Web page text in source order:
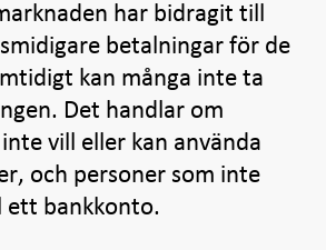
har bidragit till
betalningar för de
kan många inte ta
Det handlar om
vill eller kan använda
och personer som inte
ett bankkonto.